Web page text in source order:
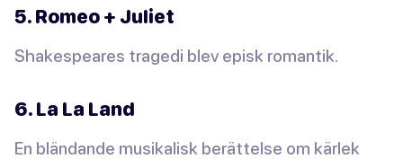
5. Romeo + Juliet
Shakespeares tragedi blev episk romantik.
6. La La Land
En bländande musikalisk berättelse om kärlek